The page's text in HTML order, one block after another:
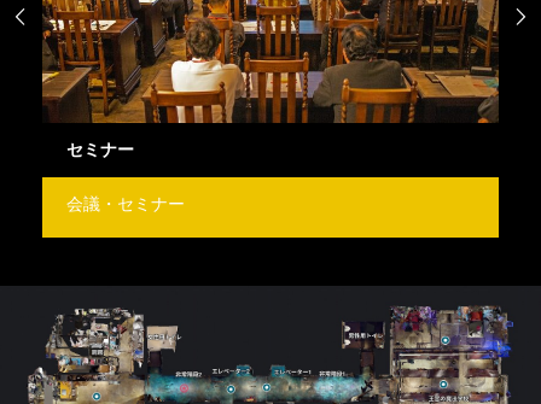
セミナー
会議・セミナー
 